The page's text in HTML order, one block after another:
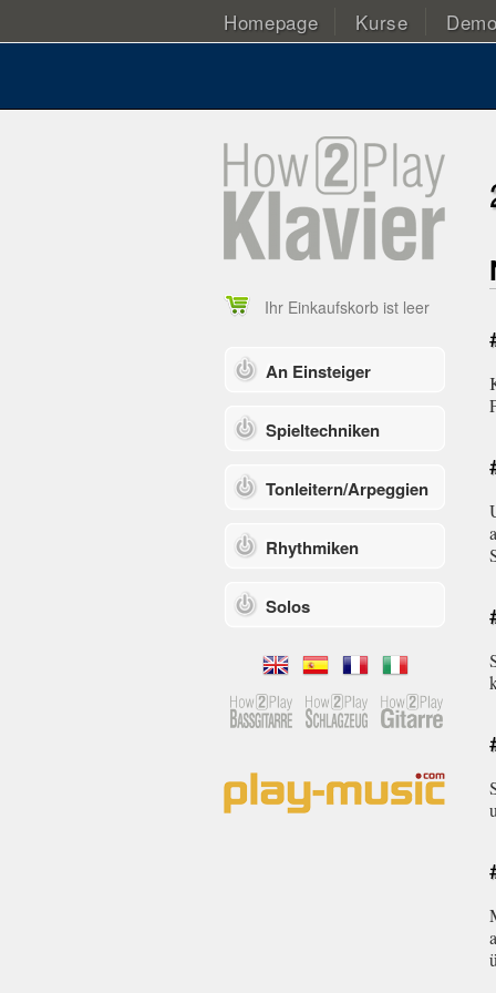
Homepage Kurse
Ihr Einkaufskorb ist leer
An Einsteiger
Spieltechniken
Tonleitern/Arpeggien
Rhythmiken
Solos